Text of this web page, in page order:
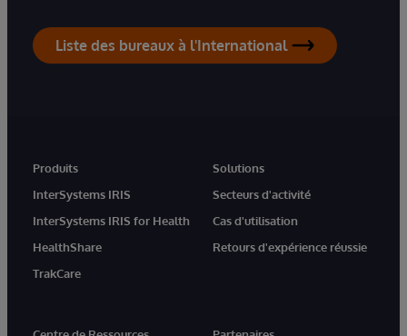
Liste des bureaux à l'International
Produits
InterSystems IRIS
InterSystems IRIS for Health
HealthShare
TrakCare
Solutions
Secteurs d'activité
Cas d'utilisation
Retours d'expérience réussie